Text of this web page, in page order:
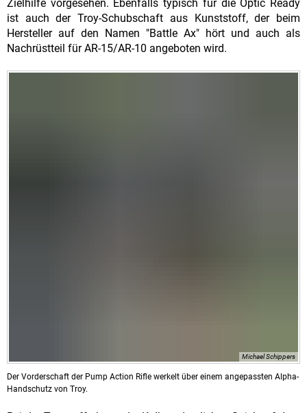
Zielhilfe vorgesehen. Ebenfalls typisch für die Optic Ready
ist auch der Troy-Schubschaft aus Kunststoff, der beim
Hersteller auf den Namen "Battle Ax" hört und auch als
Nachrüstteil für AR-15/AR-10 angeboten wird.
Michael Schippers
Der Vorderschaft der Pump Action Rifle werkelt über einem angepassten Alpha-
Handschutz von Troy.